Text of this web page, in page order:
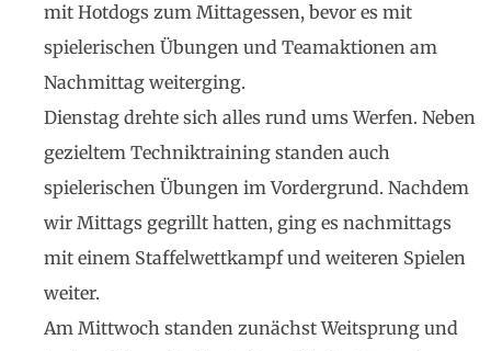
mit Hotdogs zum Mittagessen, bevor es mit
spielerischen Übungen und Teamaktionen am
Nachmittag weiterging.
Dienstag drehte sich alles rund ums Werfen. Neben
gezieltem Techniktraining standen auch
spielerischen Übungen im Vordergrund. Nachdem
wir Mittags gegrillt hatten, ging es nachmittags
mit einem Staffelwettkampf und weiteren Spielen
weiter.
Am Mittwoch standen zunächst Weitsprung und